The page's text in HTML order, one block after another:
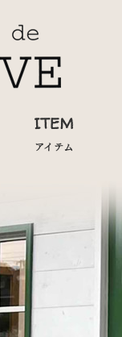
ITEM
アイテム